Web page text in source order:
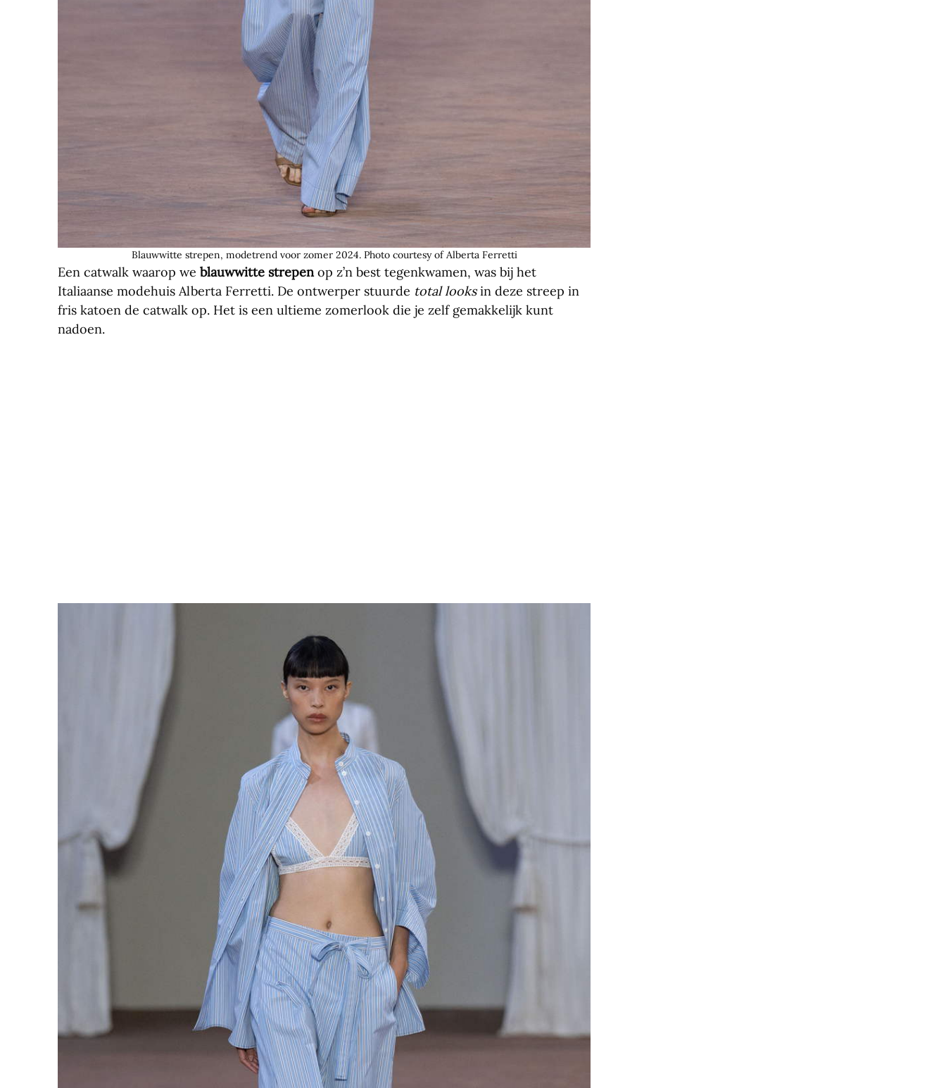
Blauwwitte strepen, modetrend voor zomer 2024. Photo courtesy of Alberta Ferretti
Een catwalk waarop we blauwwitte strepenop z’n best tegenkwamen, was bij het
Italiaanse modehuis Alberta Ferretti. De ontwerper stuurde total looksin deze streep in
fris katoen de catwalk op. Het is een ultieme zomerlook die je zelf gemakkelijk kunt
nadoen.